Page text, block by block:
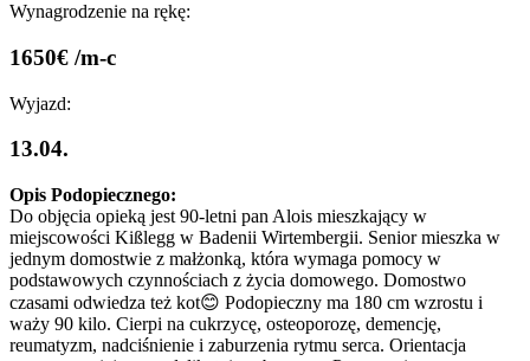
Wynagrodzenie na rękę:
1650€ /m-c
Wyjazd:
13.04.
Opis Podopiecznego:
Do objęcia opieką jest 90-letni pan Alois mieszkający w
miejscowości Kißlegg w Badenii Wirtembergii. Senior mieszka w
jednym domostwie z małżonką, która wymaga pomocy w
podstawowych czynnościach z życia domowego. Domostwo
czasami odwiedza też kot😊 Podopieczny ma 180 cm wzrostu i
waży 90 kilo. Cierpi na cukrzycę, osteoporozę, demencję,
reumatyzm, nadciśnienie i zaburzenia rytmu serca. Orientacja